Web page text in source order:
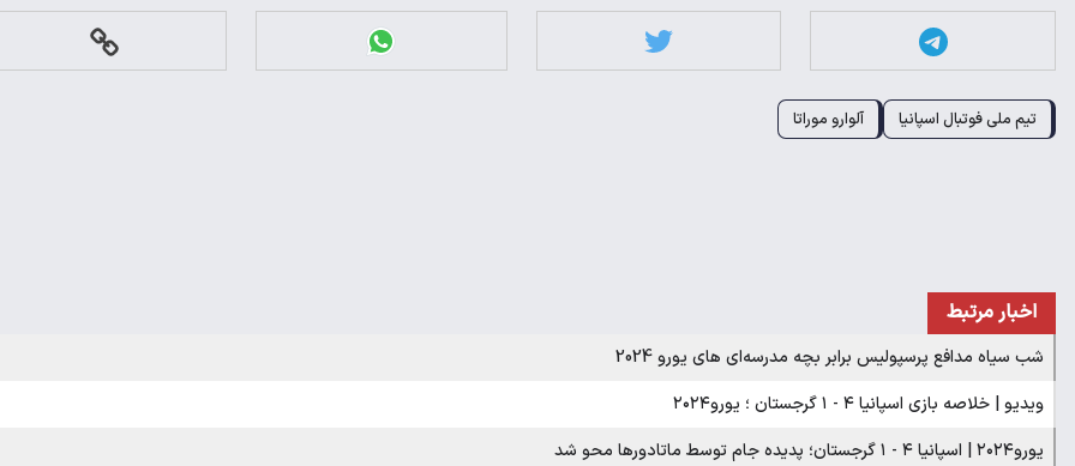
تیم ملی فوتبال اسپانیا آلوارو موراتا
اخبار مرتبط
شب سیاه مدافع پرسپولیس برابر بچه مدرسه‌ای های یورو 2024
ویدیو | خلاصه بازی اسپانیا ۴ - ۱ گرجستان ؛ یورو۲۰۲۴
یورو۲۰۲۴ | اسپانیا ۴ - ۱ گرجستان؛ پدیده جام توسط ماتادورها محو شد